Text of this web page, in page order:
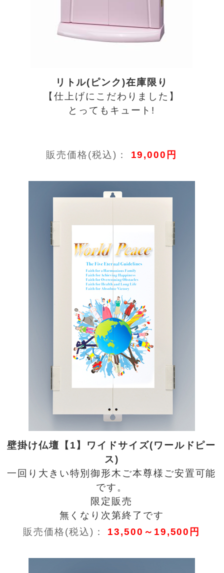
リトル(ピンク)在庫限り
【仕上げにこだわりました】
とってもキュート!
販売価格(税込)： 19,000円
壁掛け仏壇【1】ワイドサイズ(ワールドピー
ス)
一回り大きい特別御形木ご本尊様ご安置可能
です。
限定販売
無くなり次第終了です
販売価格(税込)： 13,500～19,500円